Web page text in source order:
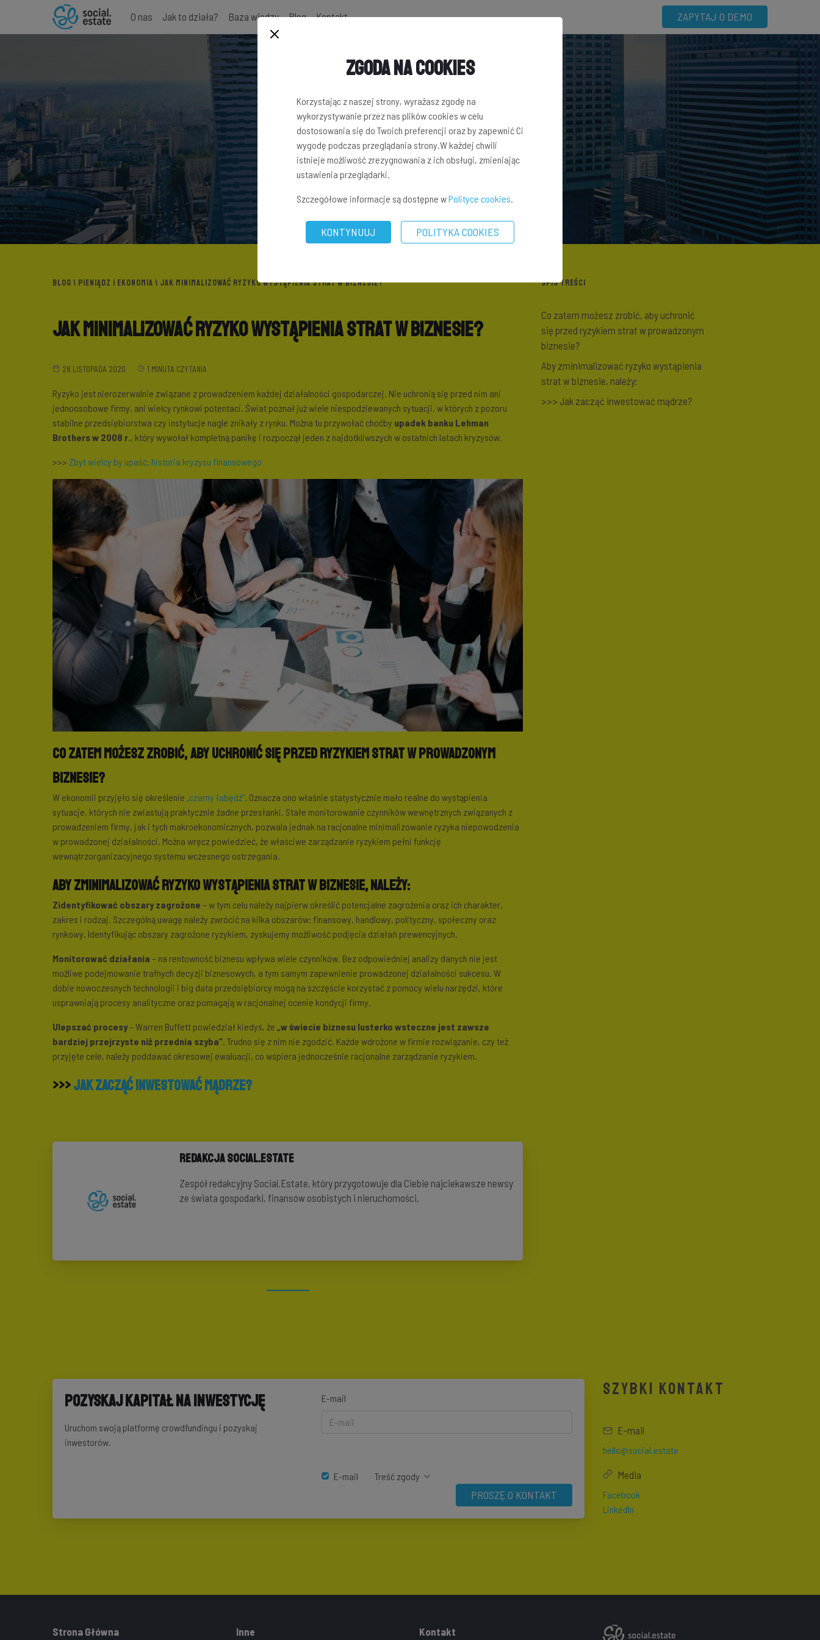
ZAPYTAJ O DEMO
O nas Jak to działa? Baza wiedzy Blog Kontakt
BLOG \ PIENIĄDZ I EKONOMIA \ JAK MINIMALIZOWAĆ RYZYKO WYSTĄPIENIA STRAT W BIZNESIE?
Jak minimalizować ryzyko wystąpienia strat w biznesie?
28 LISTOPADA 2020 1 MINUTA CZYTANIA
Ryzyko jest nierozerwalnie związane z prowadzeniem każdej działalności gospodarczej. Nie uchronią się przed nim ani
jednoosobowe firmy, ani wielcy rynkowi potentaci. Świat poznał już wiele niespodziewanych sytuacji, w których z pozoru
stabilne przedsiębiorstwa czy instytucje nagle znikały z rynku. Można tu przywołać choćby upadek banku Lehman
Brothers w 2008 r., który wywołał kompletną panikę i rozpoczął jeden z najdotkliwszych w ostatnich latach kryzysów.
>>> Zbyt wielcy by upaść: historia kryzysu finansowego
Co zatem możesz zrobić, aby uchronić się przed ryzykiem strat w prowadzonym
biznesie?
W ekonomii przyjęło się określenie „czarny łabędź”. Oznacza ono właśnie statystycznie mało realne do wystąpienia
sytuacje, których nie zwiastują praktycznie żadne przesłanki. Stałe monitorowanie czynników wewnętrznych związanych z
prowadzeniem firmy, jak i tych makroekonomicznych, pozwala jednak na racjonalne minimalizowanie ryzyka niepowodzenia
w prowadzonej działalności. Można wręcz powiedzieć, że właściwe zarządzanie ryzykiem pełni funkcję
wewnątrzorganizacyjnego systemu wczesnego ostrzegania.
Aby zminimalizować ryzyko wystąpienia strat w biznesie, należy:
Zidentyfikować obszary zagrożone – w tym celu należy najpierw określić potencjalne zagrożenia oraz ich charakter,
zakres i rodzaj. Szczególną uwagę należy zwrócić na kilka obszarów: finansowy, handlowy, polityczny, społeczny oraz
rynkowy. Identyfikując obszary zagrożone ryzykiem, zyskujemy możliwość podjęcia działań prewencyjnych.
Monitorować działania – na rentowność biznesu wpływa wiele czynników. Bez odpowiedniej analizy danych nie jest
możliwe podejmowanie trafnych decyzji biznesowych, a tym samym zapewnienie prowadzonej działalności sukcesu. W
dobie nowoczesnych technologii i big data przedsiębiorcy mogą na szczęście korzystać z pomocy wielu narzędzi, które
usprawniają procesy analityczne oraz pomagają w racjonalnej ocenie kondycji firmy.
Ulepszać procesy– Warren Buffett powiedział kiedyś, że „w świecie biznesu lusterko wsteczne jest zawsze
bardziej przejrzyste niż przednia szyba”. Trudno się z nim nie zgodzić. Każde wdrożone w firmie rozwiązanie, czy też
przyjęte cele, należy poddawać okresowej ewaluacji, co wspiera jednocześnie racjonalne zarządzanie ryzykiem.
>>>Jak zacząć inwestować mądrze?
Redakcja Social.Estate
Zespół redakcyjny Social.Estate, który przygotowuje dla Ciebie najciekawsze newsy
ze świata gospodarki, finansów osobistych i nieruchomości.
SPIS TREŚCI
Co zatem możesz zrobić, aby uchronić
się przed ryzykiem strat w prowadzonym
biznesie?
Aby zminimalizować ryzyko wystąpienia
strat w biznesie, należy:
>>> Jak zacząć inwestować mądrze?
Pozyskaj kapitał na inwestycję
Uruchom swoją platformę crowdfundingu i pozyskaj
inwestorów.
E-mail
E-mail Treść zgody
PROSZĘ O KONTAKT
SZYBKI KONTAKT
E-mail
hello@social.estate
Media
Facebook
LinkedIn
Strona Główna Inne Kontakt
Zgoda na Cookies
Korzystając z naszej strony, wyrażasz zgodę na
wykorzystywanie przez nas plików cookies w celu
dostosowania się do Twoich preferencji oraz by zapewnić Ci
wygodę podczas przeglądania strony.W każdej chwili
istnieje możliwość zrezygnowania z ich obsługi, zmieniając
ustawienia przeglądarki.
Szczegółowe informacje są dostępne wPolityce cookies.
KONTYNUUJ POLITYKA COOKIES